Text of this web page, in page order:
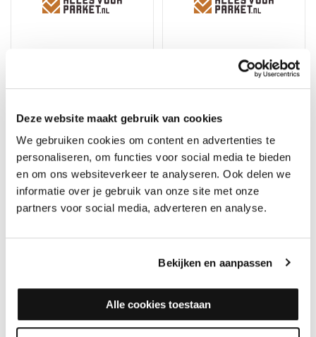
Deze website maakt gebruik van cookies
We gebruiken cookies om content en advertenties te
personaliseren, om functies voor social media te bieden
en om ons websiteverkeer te analyseren. Ook delen we
informatie over je gebruik van onze site met onze
partners voor social media, adverteren en analyse.
Bekijken en aanpassen
Alle cookies toestaan
Thomsit Egaline DX
(pvc/parket) 25 kg
Merk: Thomsit
54,95
Egaline
Op voorraad, direct
verzonden
Merk: Uzin
46,50